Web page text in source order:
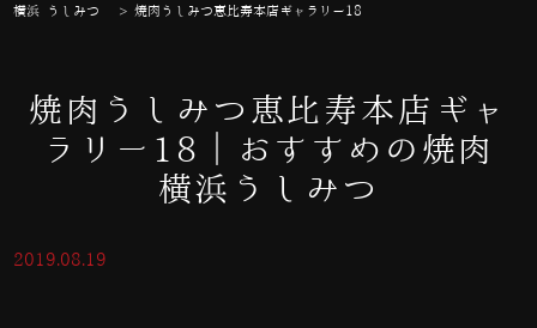
横浜 うしみつ >焼肉うしみつ恵比寿本店ギャラリー18
焼肉うしみつ恵比寿本店ギャ
ラリー18｜おすすめの焼肉
横浜うしみつ
2019.08.19